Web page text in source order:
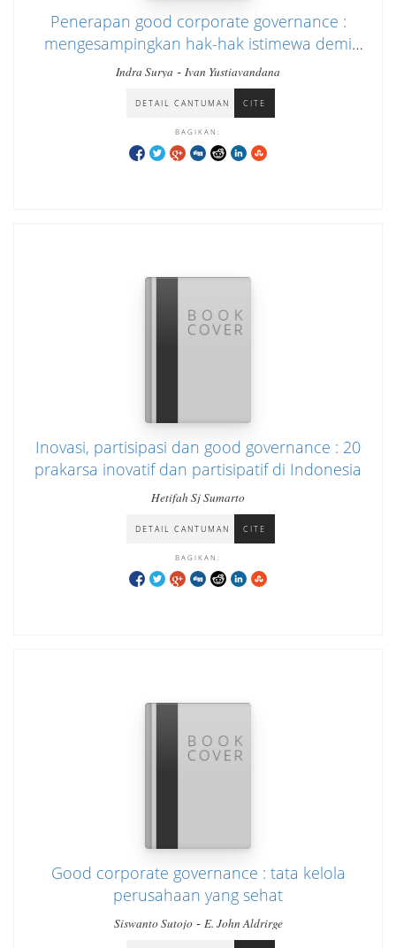
Penerapan good corporate governance :
mengesampingkan hak-hak istimewa demi
kelangsungan usaha
Indra Surya - Ivan Yustiavandana
DETAIL CANTUMAN CITE
BAGIKAN:
Inovasi, partisipasi dan good governance : 20
prakarsa inovatif dan partisipatif di Indonesia
Hetifah Sj Sumarto
DETAIL CANTUMAN CITE
BAGIKAN:
Good corporate governance : tata kelola
perusahaan yang sehat
Siswanto Sutojo- E. John Aldrirge